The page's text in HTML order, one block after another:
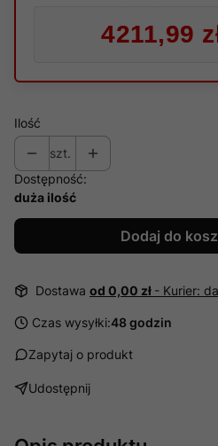
4211,99
Ilość
szt.
Dostępność:
duża ilość
Dodaj do
Dostawa od 0,00 zł - Kurier:
Czas wysyłki:48 godzin
Zapytaj o produkt
Udostępnij